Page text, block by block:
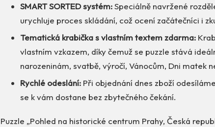
SMART SORTED systém:Speciálně navržené
urychluje proces skládání, což ocení začátečníci i
Tematická krabička s vlastním textem zdarma:
vlastním vzkazem, díky čemuž se puzzle stává
narozeninám, svatbě, výročí, Vánocům, Dni matek
Rychlé odeslání: Při objednání dnes zboží
se k vám dostane bez zbytečného čekání.
Puzzle „Pohled na historické centrum Prahy, Česká